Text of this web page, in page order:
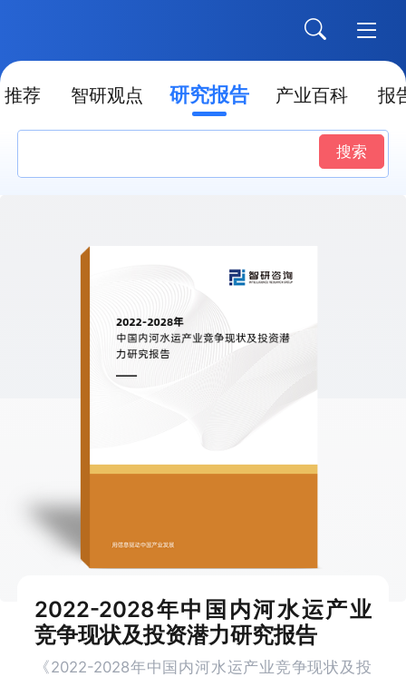
推荐 智研观点 研究报告 产业百科 报
搜索
2022-2028年中国内河水运产业
竞争现状及投资潜力研究报告
《2022-2028年中国内河水运产业竞争现状及投